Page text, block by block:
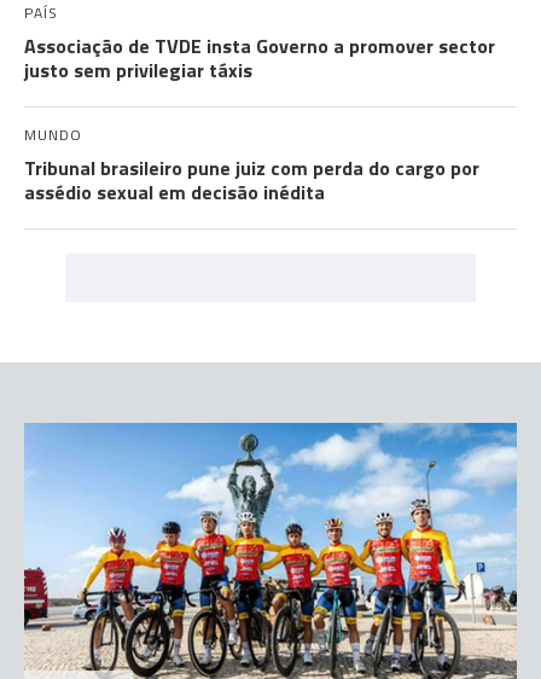
PAÍS
Associação de TVDE insta Governo a promover sector
justo sem privilegiar táxis
MUNDO
Tribunal brasileiro pune juiz com perda do cargo por
assédio sexual em decisão inédita